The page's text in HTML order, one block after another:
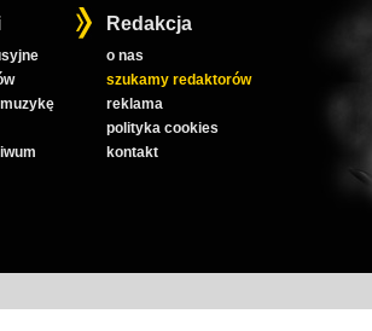
Redakcja
o nas
szukamy redaktorów
reklama
polityka cookies
kontakt